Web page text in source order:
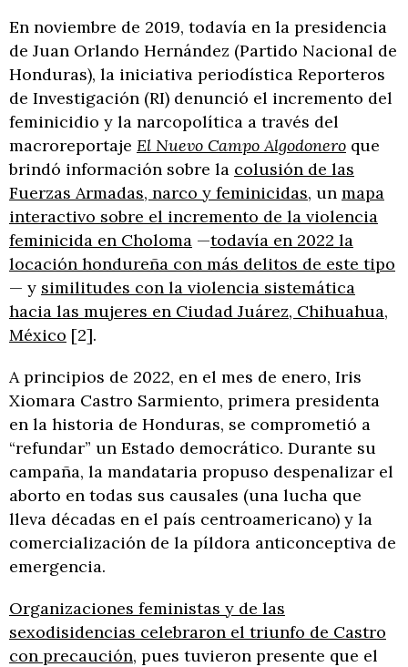
En noviembre de 2019, todavía en la presidencia
de Juan Orlando Hernández (Partido Nacional de
Honduras), la iniciativa periodística Reporteros
de Investigación (RI) denunció el incremento del
feminicidio y la narcopolítica a través del
macroreportaje El Nuevo Campo Algodonero que
brindó información sobre la colusión de las
Fuerzas Armadas, narco y feminicidas, un mapa
interactivo sobre el incremento de la violencia
feminicida en Choloma —todavía en 2022 la
locación hondureña con más delitos de este tipo
— y similitudes con la violencia sistemática
hacia las mujeres en Ciudad Juárez, Chihuahua,
México [2].
A principios de 2022, en el mes de enero, Iris
Xiomara Castro Sarmiento, primera presidenta
en la historia de Honduras, se comprometió a
“refundar” un Estado democrático. Durante su
campaña, la mandataria propuso despenalizar el
aborto en todas sus causales (una lucha que
lleva décadas en el país centroamericano) y la
comercialización de la píldora anticonceptiva de
emergencia.
Organizaciones feministas y de las
sexodisidencias celebraron el triunfo de Castro
con precaución, pues tuvieron presente que el